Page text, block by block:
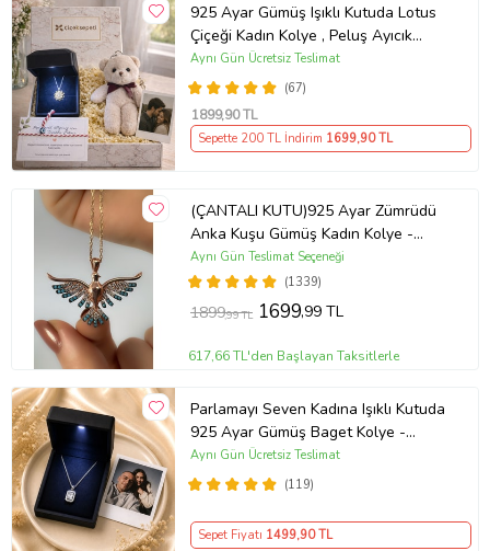
925 Ayar Gümüş Işıklı Kutuda Lotus
Çiçeği Kadın Kolye , Peluş Ayıcık
Anahtarlık Marteniçka Bileklik,
Polaroid Fotoğraf Hediye
(67)
Aynı Gün Ücretsiz Teslimat
1899,90 TL
Sepette 200 TL İndirim 1699,90 TL
(ÇANTALI KUTU)925 Ayar Zümrüdü
Anka Kuşu Gümüş Kadın Kolye -
MAVİ
(1339)
Aynı Gün Teslimat Seçeneği
1899,99 TL 1699,99 TL
617,66 TL'den Başlayan Taksitlerle
Parlamayı Seven Kadına Işıklı Kutuda
925 Ayar Gümüş Baget Kolye -
Kişiye Özel Fotoğraf Hediye
(119)
Aynı Gün Ücretsiz Teslimat
Sepet Fiyatı 1499,90 TL